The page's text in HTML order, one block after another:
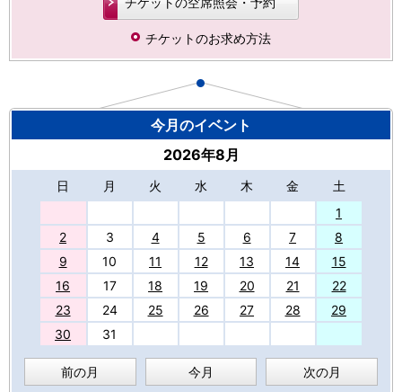
チケットのお求め方法
今月のイベント
2026年8月
日 月 火 水 木 金
土
1
2
3 4 5 6 7
8
9
10 11 12 13 14
15
16
17 18 19 20 21
22
23
24 25 26 27 28
29
30
31
前の月 今月 次の月